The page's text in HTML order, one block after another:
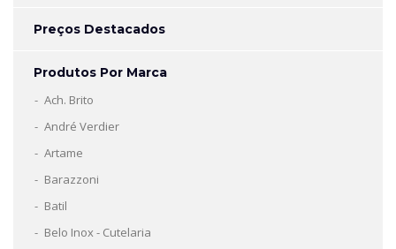
Preços Destacados
Produtos Por Marca
Ach. Brito
André Verdier
Artame
Barazzoni
Batil
Belo Inox - Cutelaria